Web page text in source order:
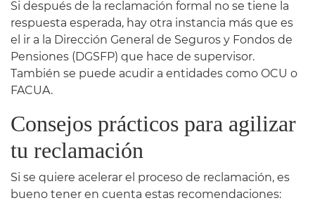
Si después de la reclamación formal no se tiene la
respuesta esperada, hay otra instancia más que es
el ir a la Dirección General de Seguros y Fondos de
Pensiones (DGSFP) que hace de supervisor.
También se puede acudir a entidades como OCU o
FACUA.
Consejos prácticos para agilizar
tu reclamación
Si se quiere acelerar el proceso de reclamación, es
bueno tener en cuenta estas recomendaciones: